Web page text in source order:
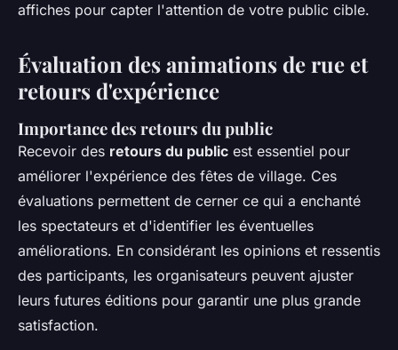
affiches pour capter l'attention de votre public cible.
Évaluation des animations de rue et
retours d'expérience
Importance des retours du public
Recevoir des retours du public est essentiel pour
améliorer l'expérience des fêtes de village. Ces
évaluations permettent de cerner ce qui a enchanté
les spectateurs et d'identifier les éventuelles
améliorations. En considérant les opinions et ressentis
des participants, les organisateurs peuvent ajuster
leurs futures éditions pour garantir une plus grande
satisfaction.